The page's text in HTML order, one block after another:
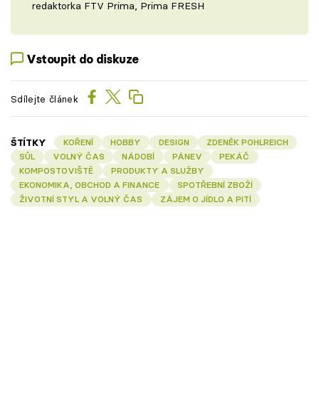
redaktorka FTV Prima, Prima FRESH
Vstoupit do diskuze
Sdílejte článek
ŠTÍTKY KOŘENÍ HOBBY DESIGN
ZDENĚK POHLREICH
SŮL
VOLNÝ ČAS NÁDOBÍ PÁNEV
PEKÁČ
KOMPOSTOVIŠTĚ
PRODUKTY A SLUŽBY
EKONOMIKA, OBCHOD A FINANCE
SPOTŘEBNÍ ZBOŽÍ
ŽIVOTNÍ STYL A VOLNÝ ČAS
ZÁJEM O JÍDLO A PITÍ